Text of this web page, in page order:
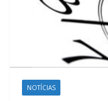
NOTÍCIAS